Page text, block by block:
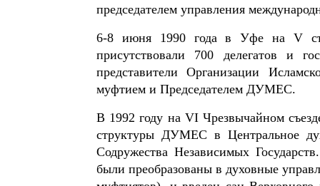
председателем управления
6-8 июня 1990 года в Уфе на V
присутствовали 700 делегатов и
представители Организации
муфтием и Председателем ДУМЕС.
В 1992 году на VI Чрезвычайном
структуры ДУМЕС в Центральное
Содружества Независимых
были преобразованы в духовные